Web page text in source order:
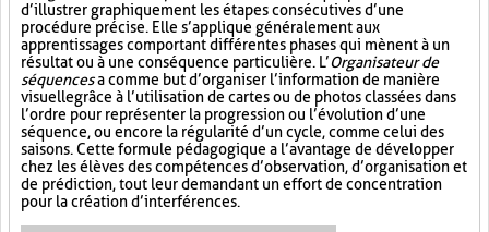
d’illustrer graphiquement les étapes consécutives d’une
procédure précise. Elle s’applique généralement aux
apprentissages comportant différentes phases qui mènent à un
résultat ou à une conséquence particulière. L’Organisateur de
séquencesa comme but d’organiser l’information de manière
visuellegrâce à l’utilisation de cartes ou de photos classées dans
l’ordre pour représenter la progression ou l’évolution d’une
séquence, ou encore la régularité d’un cycle, comme celui des
saisons. Cette formule pédagogique a l’avantage de développer
chez les élèves des compétences d’observation, d’organisation et
de prédiction, tout leur demandant un effort de concentration
pour la création d’interférences.